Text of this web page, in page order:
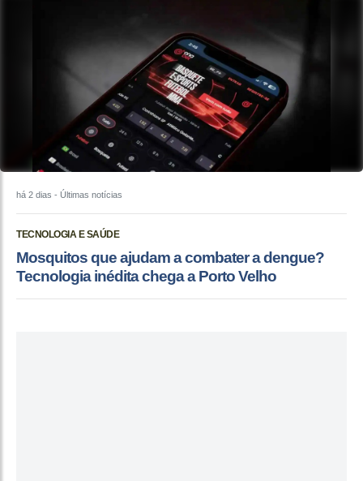
há 2 dias - Últimas notícias
TECNOLOGIA E SAÚDE
Mosquitos que ajudam a combater a dengue?
Tecnologia inédita chega a Porto Velho